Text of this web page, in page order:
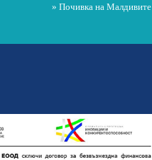
» Почивка на Малдивите